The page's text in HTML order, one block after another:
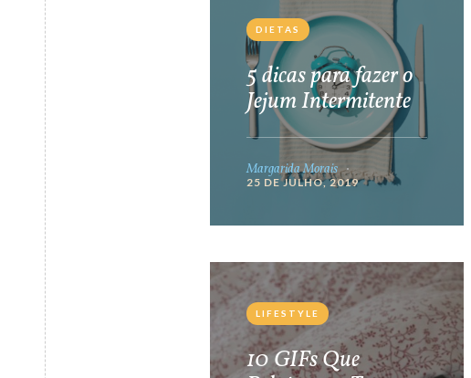
DIETAS
5 dicas para fazer o
Jejum Intermitente
Margarida Morais
25 DE JULHO, 2019
LIFESTYLE
10 GIFs Que